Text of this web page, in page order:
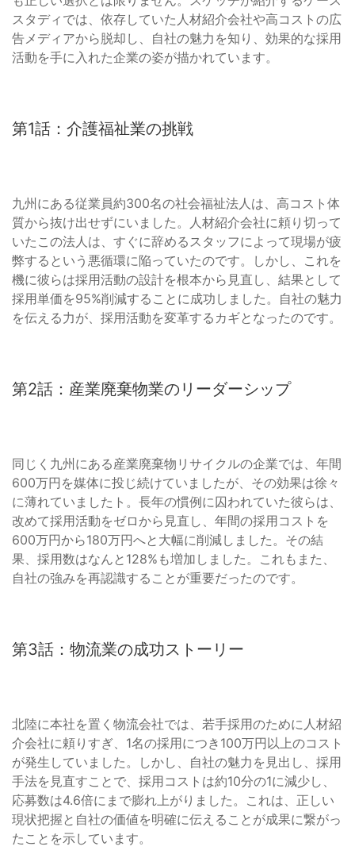
スタディでは、依存していた人材紹介会社や高コストの広
告メディアから脱却し、自社の魅力を知り、効果的な採用
活動を手に入れた企業の姿が描かれています。
第1話：介護福祉業の挑戦
九州にある従業員約300名の社会福祉法人は、高コスト体
質から抜け出せずにいました。人材紹介会社に頼り切って
いたこの法人は、すぐに辞めるスタッフによって現場が疲
弊するという悪循環に陥っていたのです。しかし、これを
機に彼らは採用活動の設計を根本から見直し、結果として
採用単価を95%削減することに成功しました。自社の魅力
を伝える力が、採用活動を変革するカギとなったのです。
第2話：産業廃棄物業のリーダーシップ
同じく九州にある産業廃棄物リサイクルの企業では、年間
600万円を媒体に投じ続けていましたが、その効果は徐々
に薄れていましたト。長年の慣例に囚われていた彼らは、
改めて採用活動をゼロから見直し、年間の採用コストを
600万円から180万円へと大幅に削減しました。その結
果、採用数はなんと128%も増加しました。これもまた、
自社の強みを再認識することが重要だったのです。
第3話：物流業の成功ストーリー
北陸に本社を置く物流会社では、若手採用のために人材紹
介会社に頼りすぎ、1名の採用につき100万円以上のコスト
が発生していました。しかし、自社の魅力を見出し、採用
手法を見直すことで、採用コストは約10分の1に減少し、
応募数は4.6倍にまで膨れ上がりました。これは、正しい
現状把握と自社の価値を明確に伝えることが成果に繋がっ
たことを示しています。